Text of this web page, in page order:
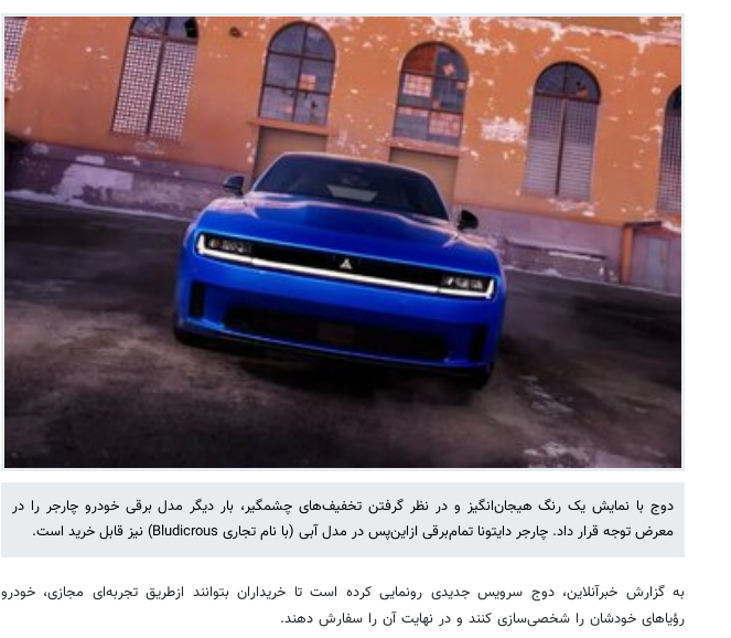
دوج با نمایش یک رنگ هیجان‌انگیز و در نظر گرفتن تخفیف‌های چشمگیر، بار دیگر مدل برقی خودرو چارجر را در
معرض توجه قرار داد. چارجر دایتونا تمام‌برقی ازاین‌پس در مدل آبی (با نام تجاری Bludicrous) نیز قابل خرید است.
به گزارش خبرآنلاین،‌ دوج سرویس جدیدی رونمایی کرده است تا خریداران بتوانند ازطریق تجربه‌ای مجازی، خودرو
رؤیاهای خودشان را شخصی‌سازی کنند و در نهایت آن را سفارش دهند.